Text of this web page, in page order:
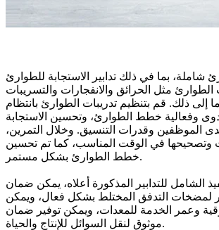
بما في ذلك تدابير الاستجابة للطوارئ
مثل الحرائق والانفجارات والتسريبات
إلى ذلك. قم بتنظيم تدريبات الطوارئ بانتظام
وفعالية خطط الطوارئ، وتحسين الاستجابة
الموظفين وقدرات التنسيق. وخلال التمرين،
وتصحيحها في الوقت المناسب، كما تم تحسين
خطط الطوارئ بشكل مستمر.
الشامل للتدابير المذكورة أعلاه، يمكن ضمان
لمضخات التدفق المختلط بشكل فعال، ويمكن
وعمر الخدمة للمعدات، ويمكن توفير ضمان
موثوق لنقل السوائل للإنتاج والحياة.